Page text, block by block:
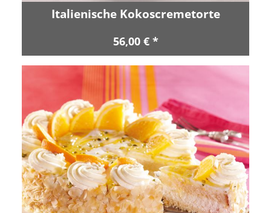
Italienische Kokoscremetorte
56,00 € *